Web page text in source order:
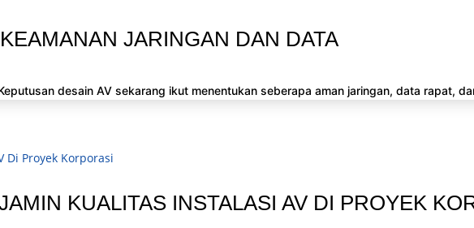
JARINGAN DAN DATA
desain AV sekarang ikut menentukan seberapa aman jaringan, data rapat,
KUALITAS INSTALASI AV DI PROYEK